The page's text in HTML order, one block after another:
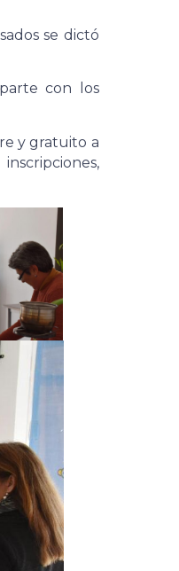
se dictó
con los
y gratuito a